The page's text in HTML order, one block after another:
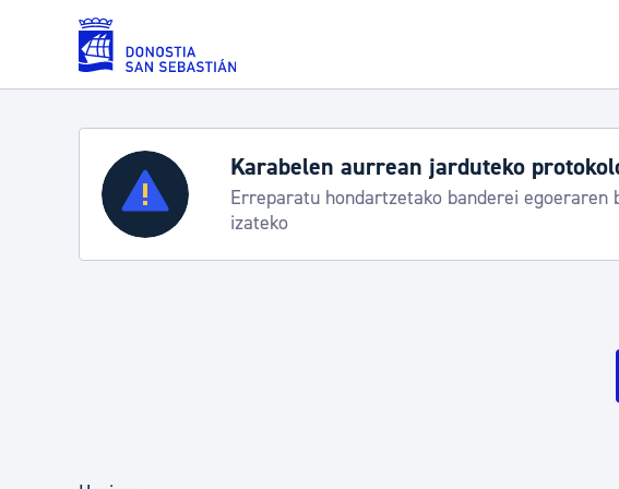
Eduki nagusira joan
Zerbitzuak
Errolda eta gai pertsonalak
Aste Nagusia 2026
Trafiko mozketak eta garraio zerbitzu bereziak